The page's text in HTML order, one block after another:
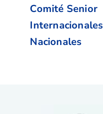
Comité Senior
Internacionales
Nacionales